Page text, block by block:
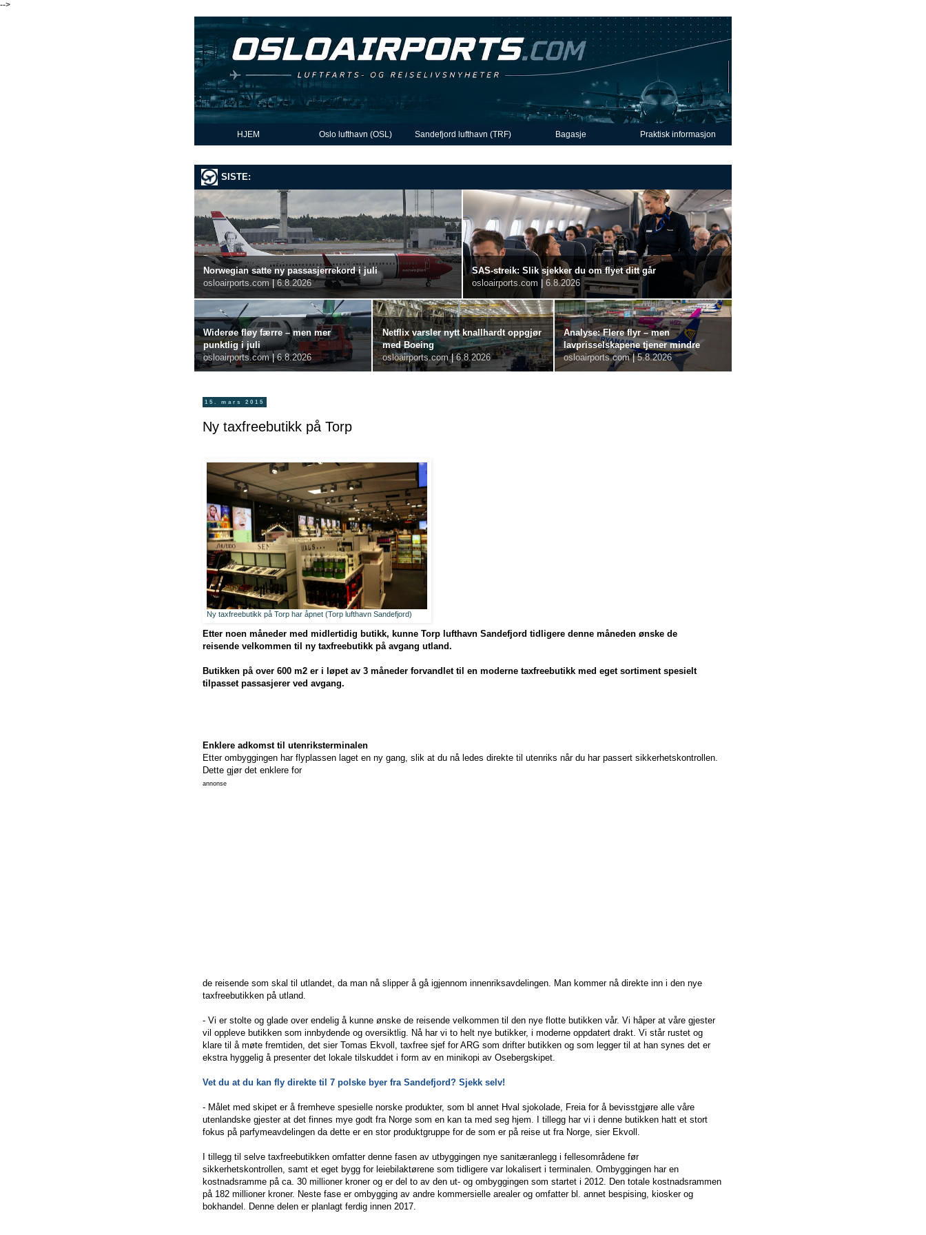
-->
HJEM Oslo lufthavn (OSL) Sandefjord lufthavn (TRF) Bagasje Praktisk informasjon
SISTE:
Norwegian satte ny passasjerrekord i juli
osloairports.com
6.8.2026
SAS-streik: Slik sjekker du om flyet ditt går
osloairports.com
6.8.2026
Widerøe fløy færre – men mer
punktlig i juli
osloairports.com | 6.8.2026
Netflix varsler nytt knallhardt oppgjør
med Boeing
osloairports.com | 6.8.2026
Analyse: Flere flyr – men
lavprisselskapene tjener mindre
osloairports.com | 5.8.2026
15. mars 2015
Ny taxfreebutikk på Torp
Ny taxfreebutikk på Torp har åpnet (Torp lufthavn Sandefjord)
Etter noen måneder med midlertidig butikk, kunne Torp lufthavn Sandefjord tidligere denne måneden ønske de
reisende velkommen til ny taxfreebutikk på avgang utland.
Butikken på over 600 m2 er i løpet av 3 måneder forvandlet til en moderne taxfreebutikk med eget sortiment spesielt
tilpasset passasjerer ved avgang.
Enklere adkomst til utenriksterminalen
Etter ombyggingen har flyplassen laget en ny gang, slik at du nå ledes direkte til utenriks når du har passert sikkerhetskontrollen.
Dette gjør det enklere for
annonse
de reisende som skal til utlandet, da man nå slipper å gå igjennom innenriksavdelingen. Man kommer nå direkte inn i den nye
taxfreebutikken på utland.
- Vi er stolte og glade over endelig å kunne ønske de reisende velkommen til den nye flotte butikken vår. Vi håper at våre gjester
vil oppleve butikken som innbydende og oversiktlig. Nå har vi to helt nye butikker, i moderne oppdatert drakt. Vi står rustet og
klare til å møte fremtiden, det sier Tomas Ekvoll, taxfree sjef for ARG som drifter butikken og som legger til at han synes det er
ekstra hyggelig å presenter det lokale tilskuddet i form av en minikopi av Osebergskipet.
Vet du at du kan fly direkte til 7 polske byer fra Sandefjord? Sjekk selv!
- Målet med skipet er å fremheve spesielle norske produkter, som bl annet Hval sjokolade, Freia for å bevisstgjøre alle våre
utenlandske gjester at det finnes mye godt fra Norge som en kan ta med seg hjem. I tillegg har vi i denne butikken hatt et stort
fokus på parfymeavdelingen da dette er en stor produktgruppe for de som er på reise ut fra Norge, sier Ekvoll.
I tillegg til selve taxfreebutikken omfatter denne fasen av utbyggingen nye sanitæranlegg i fellesområdene før
sikkerhetskontrollen, samt et eget bygg for leiebilaktørene som tidligere var lokalisert i terminalen. Ombyggingen har en
kostnadsramme på ca. 30 millioner kroner og er del to av den ut- og ombyggingen som startet i 2012. Den totale kostnadsrammen
på 182 millioner kroner. Neste fase er ombygging av andre kommersielle arealer og omfatter bl. annet bespising, kiosker og
bokhandel. Denne delen er planlagt ferdig innen 2017.